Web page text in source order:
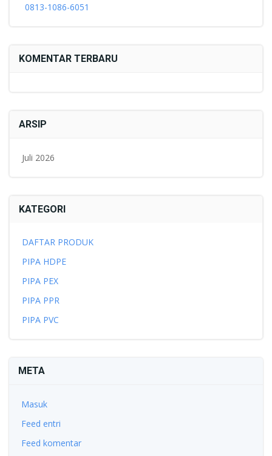
0813-1086-6051
KOMENTAR TERBARU
ARSIP
Juli 2026
KATEGORI
DAFTAR PRODUK
PIPA HDPE
PIPA PEX
PIPA PPR
PIPA PVC
META
Masuk
Feed entri
Feed komentar